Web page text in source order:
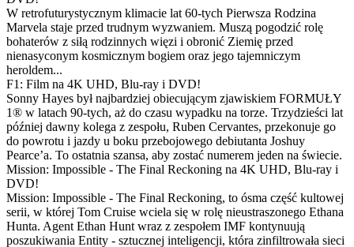
W retrofuturystycznym klimacie lat 60-tych Pierwsza Rodzina
Marvela staje przed trudnym wyzwaniem. Muszą pogodzić rolę
bohaterów z siłą rodzinnych więzi i obronić Ziemię przed
nienasyconym kosmicznym bogiem oraz jego tajemniczym
heroldem...
F1: Film na 4K UHD, Blu-ray i DVD!
Sonny Hayes był najbardziej obiecującym zjawiskiem FORMUŁY
1® w latach 90-tych, aż do czasu wypadku na torze. Trzydzieści lat
później dawny kolega z zespołu, Ruben Cervantes, przekonuje go
do powrotu i jazdy u boku przebojowego debiutanta Joshuy
Pearce’a. To ostatnia szansa, aby zostać numerem jeden na świecie.
Mission: Impossible - The Final Reckoning na 4K UHD, Blu-ray i
DVD!
Mission: Impossible - The Final Reckoning, to ósma część kultowej
serii, w której Tom Cruise wciela się w rolę nieustraszonego Ethana
Hunta. Agent Ethan Hunt wraz z zespołem IMF kontynuują
poszukiwania Entity - sztucznej inteligencji, która zinfiltrowała sieci